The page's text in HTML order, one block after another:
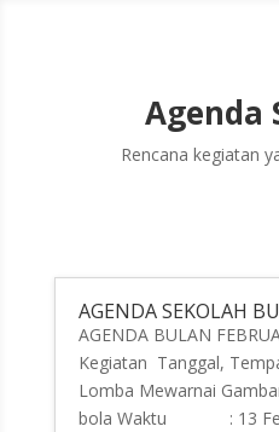
Agenda
Rencana kegiatan
AGENDA SEKOLAH
AGENDA BULAN
Kegiatan Tanggal,
Lomba Mewarnai
bola Waktu : 13